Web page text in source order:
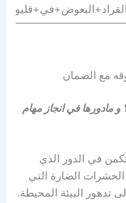
في انجاز مهام
في الدور الذي
الضارة التي
البيئة المحيطة.